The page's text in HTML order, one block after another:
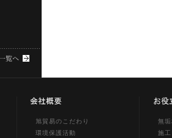
旭貿易のこだわり
環境保護活動
無
施